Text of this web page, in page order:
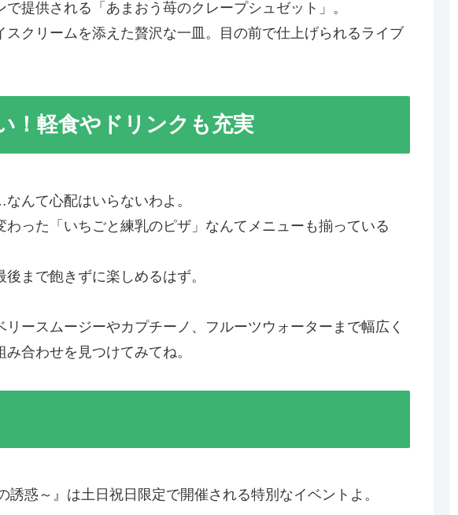
提供される「あまおう苺のクレープシュゼット」。
クリームを添えた贅沢な一皿。目の前で仕上げられるライブ
！軽食やドリンクも充実
んて心配はいらないわよ。
った「いちごと練乳のピザ」なんてメニューも揃っている
まで飽きずに楽しめるはず。
リースムージーやカプチーノ、フルーツウォーターまで幅広く
合わせを見つけてみてね。
誘惑～』は土日祝日限定で開催される特別なイベントよ。